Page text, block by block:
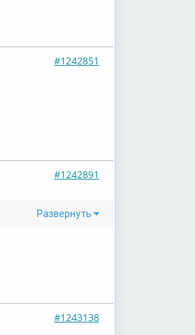
#1242851
#1242891
Развернуть
#1243138